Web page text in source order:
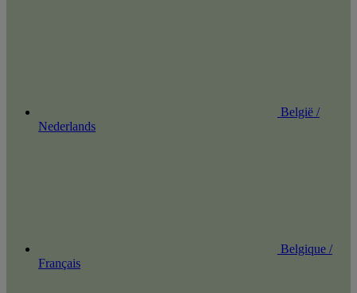
België /
Nederlands
Belgique /
Français